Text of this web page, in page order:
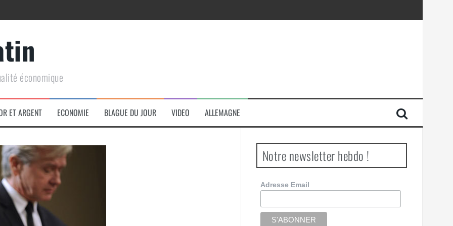
de conquête géopolitique massive
économique
ET ARGENT ECONOMIE BLAGUE DU JOUR VIDEO ALLEMAGNE
Notre newsletter hebdo !
Adresse Email